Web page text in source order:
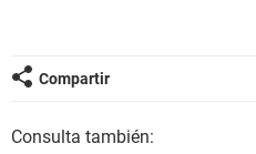
Compartir
Consulta también: